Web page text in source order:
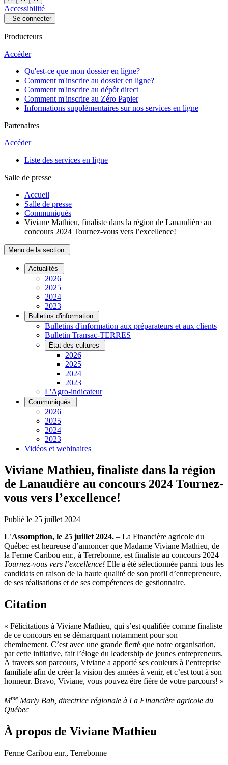
Accessibilité
Se connecter
Producteurs
Accéder
Qu'est-ce que mon dossier en ligne?
Comment m'inscrire au dossier en ligne?
Comment m'inscrire au dépôt direct
Comment m'inscrire au Zéro Papier
Informations supplémentaires sur nos services en ligne
Partenaires
Accéder
Liste des services en ligne
Salle de presse
Accueil
Salle de presse
Communiqués
Viviane Mathieu, finaliste dans la région de Lanaudière au
concours 2024 Tournez-vous vers l’excellence!
Menu de la section
Actualités
2026
2025
2024
2023
Bulletins d'information
Bulletins d'information aux préparateurs et aux clients
Bulletin Transac-TERRES
État des cultures
2026
2025
2024
2023
L'Agro-indicateur
Communiqués
2026
2025
2024
2023
Vidéos et webinaires
Viviane Mathieu, finaliste dans la région
de Lanaudière au concours 2024 Tournez-
vous vers l’excellence!
Publié le 25 juillet 2024
L'Assomption, le 25 juillet 2024. – La Financière agricole du
Québec est heureuse d’annoncer que Madame Viviane Mathieu, de
la Ferme Caribou enr., à Terrebonne, est finaliste au concours 2024
Tournez-vous vers l’excellence! Elle a été sélectionnée parmi tous les
candidats en raison de la haute qualité de son profil d’entrepreneure,
de ses réalisations et de ses compétences de gestionnaire.
Citation
« Félicitations à Viviane Mathieu, qui s’est qualifiée comme finaliste
de ce concours en se démarquant notamment pour son
cheminement. C’est avec une grande fierté que notre organisation,
par cette initiative, fait l’éloge du leadership de jeunes entrepreneurs.
À travers son parcours, Viviane a apporté ses couleurs à l’entreprise
familiale afin de créer la vision des années à venir, et c’est tout à son
honneur. Bravo, Viviane, vous pouvez être fière de votre parcours! »
Mme Marly Bah, directrice régionale à La Financière agricole du
Québec
À propos de Viviane Mathieu
Ferme Caribou enr., Terrebonne